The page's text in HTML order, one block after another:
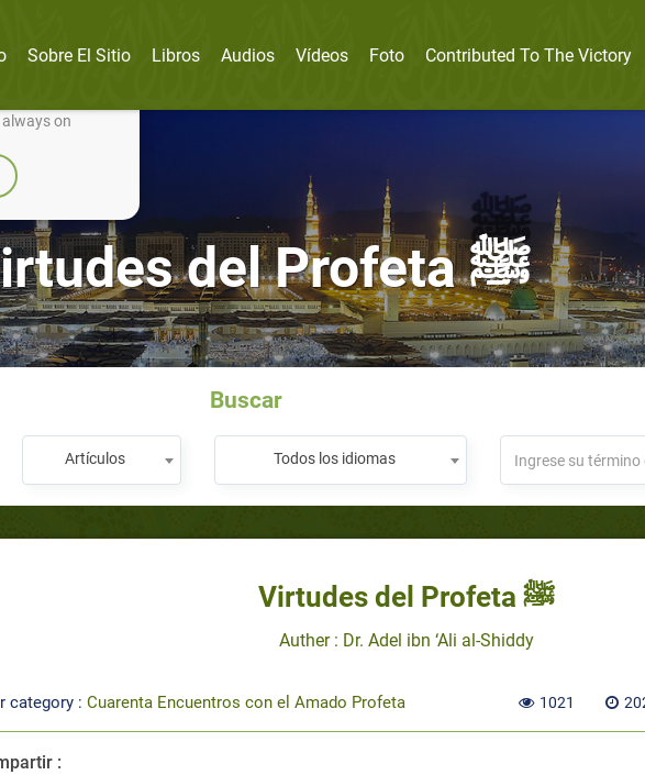
on
Sobre El Sitio Libros Audios Vídeos Foto Contributed To The Victory
Virtudes del Profeta ﷺ
Buscar
Artículos Todos los idiomas
Virtudes del Profeta ﷺ
Auther : Dr. Adel ibn ‘Ali al-Shiddy
category : Cuarenta Encuentros con el Amado Profeta 1021
: